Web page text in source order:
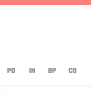
PD IN BP CO